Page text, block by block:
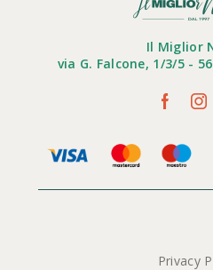
Il Miglior
via G. Falcone, 1/3/5 -
Privacy